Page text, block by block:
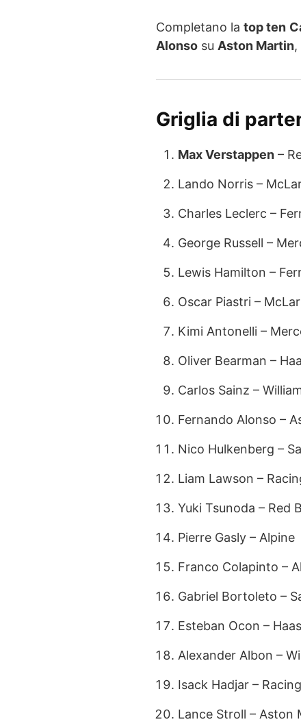
Completano la top ten
Alonso su Aston Martin
Griglia di
Max Verstappen –
Lando Norris –
Charles Leclerc –
George Russell –
Lewis Hamilton –
Oscar Piastri –
Kimi Antonelli –
Oliver Bearman –
Carlos Sainz –
Fernando Alonso –
Nico Hulkenberg –
Liam Lawson –
Yuki Tsunoda – Red
Pierre Gasly – Alpine
Franco Colapinto –
Gabriel Bortoleto –
Esteban Ocon – Haas
Alexander Albon –
Isack Hadjar –
Lance Stroll – Aston